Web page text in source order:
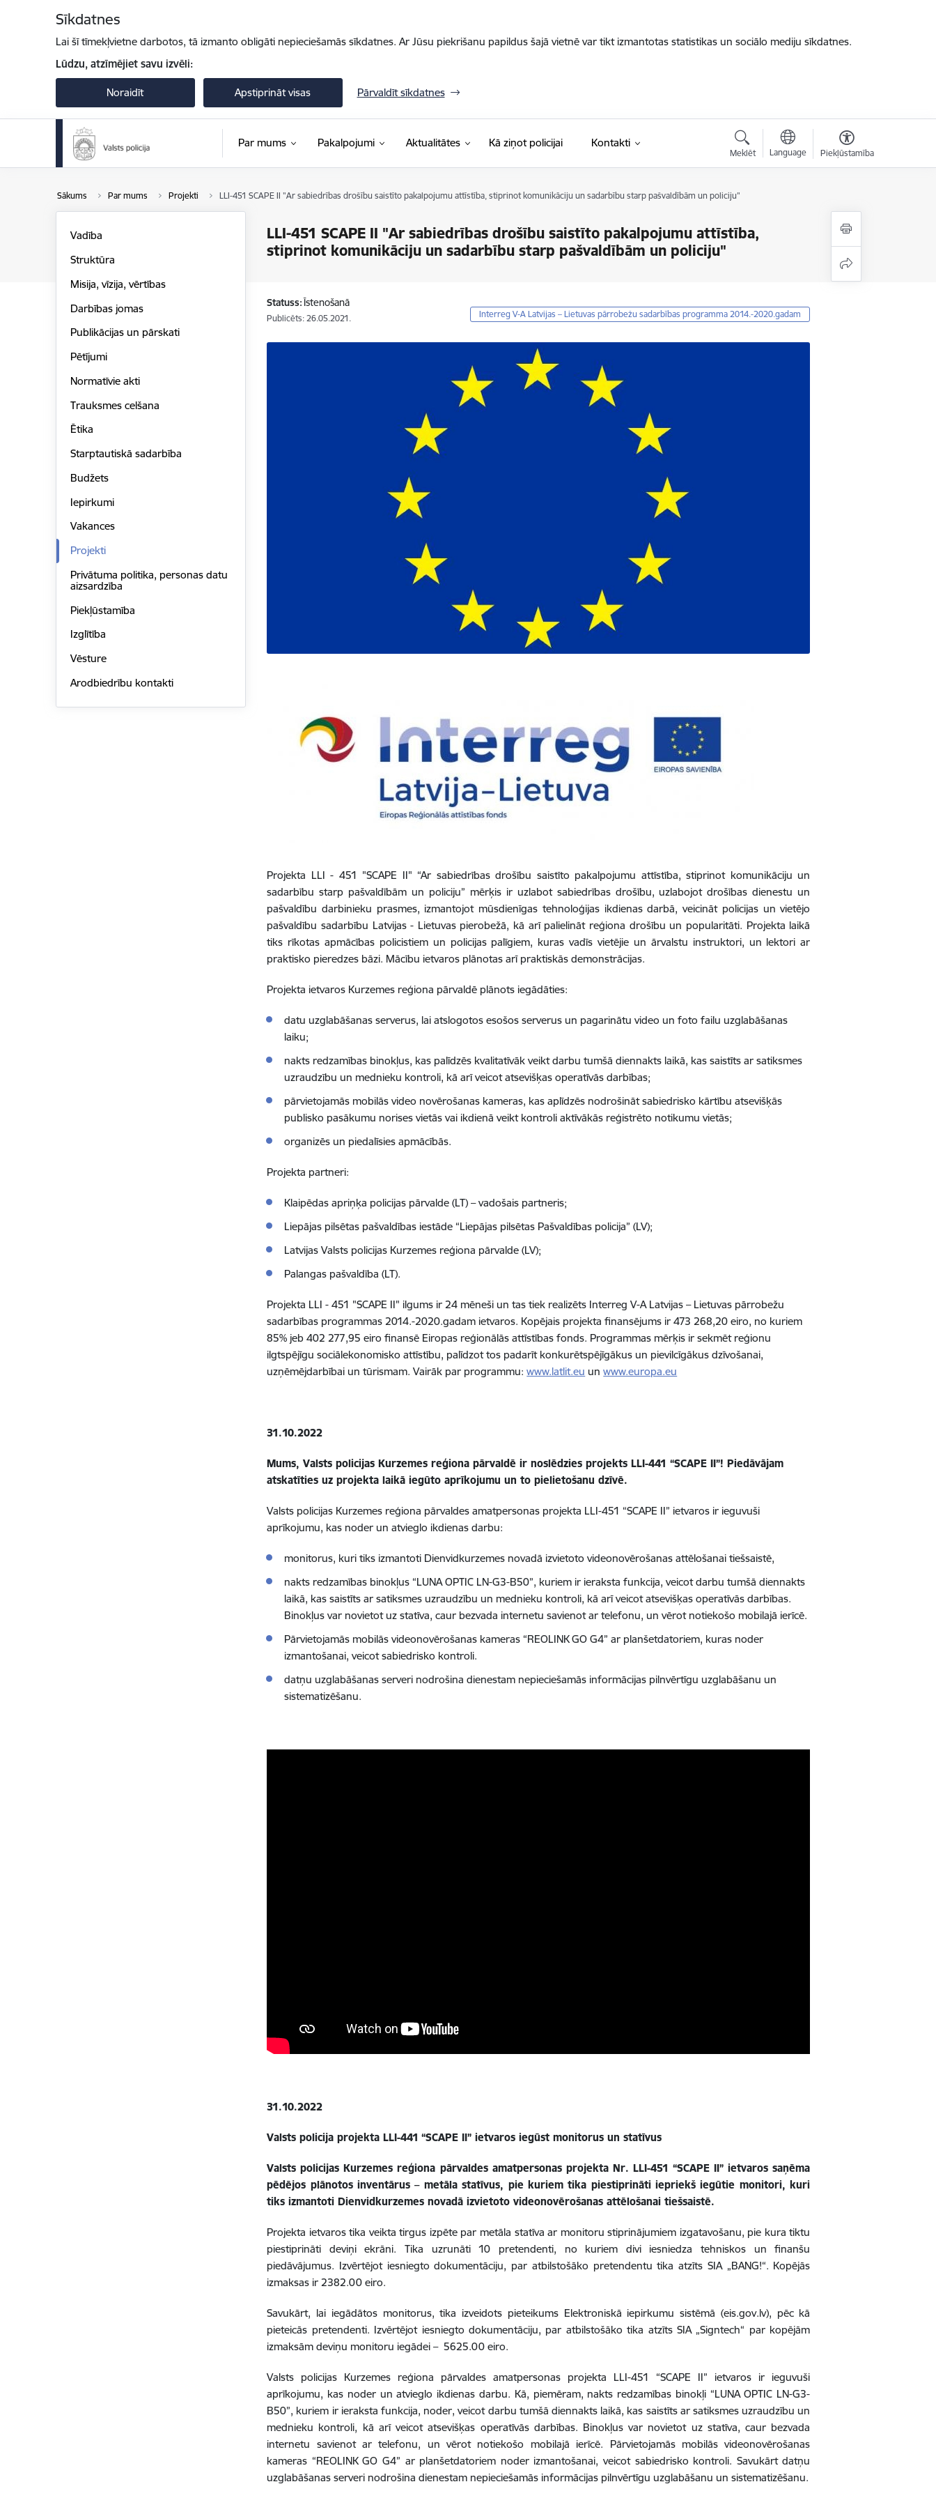
Sīkdatnes
Lai šī tīmekļvietne darbotos, tā izmanto obligāti nepieciešamās sīkdatnes. Ar Jūsu piekrišanu papildus šajā vietnē var tikt izmantotas statistikas un sociālo mediju sīkdatnes.
Lūdzu, atzīmējiet savu izvēli:
Noraidīt Apstiprināt visas Pārvaldīt sīkdatnes
Par mums Pakalpojumi Aktualitātes Kā ziņot policijai Kontakti
Meklēt Language Piekļūstamība
Sākums Par mums Projekti LLI-451 SCAPE II "Ar sabiedrības drošību saistīto pakalpojumu attīstība, stiprinot komunikāciju un sadarbību starp pašvaldībām un policiju"
LLI-451 SCAPE II "Ar sabiedrības drošību saistīto pakalpojumu attīstība,
stiprinot komunikāciju un sadarbību starp pašvaldībām un policiju"
Vadība
Struktūra
Misija, vīzija, vērtības
Darbības jomas
Publikācijas un pārskati
Pētījumi
Normatīvie akti
Trauksmes celšana
Ētika
Starptautiskā sadarbība
Budžets
Iepirkumi
Vakances
Projekti
Privātuma politika, personas datu
aizsardzība
Piekļūstamība
Izglītība
Vēsture
Arodbiedrību kontakti
Statuss:Īstenošanā
Publicēts: 26.05.2021. Interreg V-A Latvijas – Lietuvas pārrobežu sadarbības programma 2014.-2020.gadam
Projekta LLI - 451 "SCAPE II" “Ar sabiedrības drošību saistīto pakalpojumu attīstība, stiprinot komunikāciju un
sadarbību starp pašvaldībām un policiju” mērķis ir uzlabot sabiedrības drošību, uzlabojot drošības dienestu un
pašvaldību darbinieku prasmes, izmantojot mūsdienīgas tehnoloģijas ikdienas darbā, veicināt policijas un vietējo
pašvaldību sadarbību Latvijas - Lietuvas pierobežā, kā arī palielināt reģiona drošību un popularitāti. Projekta laikā
tiks rīkotas apmācības policistiem un policijas palīgiem, kuras vadīs vietējie un ārvalstu instruktori, un lektori ar
praktisko pieredzes bāzi. Mācību ietvaros plānotas arī praktiskās demonstrācijas.
Projekta ietvaros Kurzemes reģiona pārvaldē plānots iegādāties:
datu uzglabāšanas serverus, lai atslogotos esošos serverus un pagarinātu video un foto failu uzglabāšanas
laiku;
nakts redzamības binokļus, kas palīdzēs kvalitatīvāk veikt darbu tumšā diennakts laikā, kas saistīts ar satiksmes
uzraudzību un mednieku kontroli, kā arī veicot atsevišķas operatīvās darbības;
pārvietojamās mobilās video novērošanas kameras, kas aplīdzēs nodrošināt sabiedrisko kārtību atsevišķās
publisko pasākumu norises vietās vai ikdienā veikt kontroli aktīvākās reģistrēto notikumu vietās;
organizēs un piedalīsies apmācībās.
Projekta partneri:
Klaipēdas apriņķa policijas pārvalde (LT) – vadošais partneris;
Liepājas pilsētas pašvaldības iestāde “Liepājas pilsētas Pašvaldības policija” (LV);
Latvijas Valsts policijas Kurzemes reģiona pārvalde (LV);
Palangas pašvaldība (LT).
Projekta LLI - 451 "SCAPE II" ilgums ir 24 mēneši un tas tiek realizēts Interreg V-A Latvijas – Lietuvas pārrobežu
sadarbības programmas 2014.-2020.gadam ietvaros. Kopējais projekta finansējums ir 473 268,20 eiro, no kuriem
85% jeb 402 277,95 eiro finansē Eiropas reģionālās attīstības fonds. Programmas mērķis ir sekmēt reģionu
ilgtspējīgu sociālekonomisko attīstību, palīdzot tos padarīt konkurētspējīgākus un pievilcīgākus dzīvošanai,
uzņēmējdarbībai un tūrismam. Vairāk par programmu:www.latlit.eu unwww.europa.eu
31.10.2022
Mums, Valsts policijas Kurzemes reģiona pārvaldē ir noslēdzies projekts LLI-441 “SCAPE II”! Piedāvājam
atskatīties uz projekta laikā iegūto aprīkojumu un to pielietošanu dzīvē.
Valsts policijas Kurzemes reģiona pārvaldes amatpersonas projekta LLI-451 “SCAPE II” ietvaros ir ieguvuši
aprīkojumu, kas noder un atvieglo ikdienas darbu:
monitorus, kuri tiks izmantoti Dienvidkurzemes novadā izvietoto videonovērošanas attēlošanai tiešsaistē,
nakts redzamības binokļus “LUNA OPTIC LN-G3-B50”, kuriem ir ieraksta funkcija, veicot darbu tumšā diennakts
laikā, kas saistīts ar satiksmes uzraudzību un mednieku kontroli, kā arī veicot atsevišķas operatīvās darbības.
Binokļus var novietot uz statīva, caur bezvada internetu savienot ar telefonu, un vērot notiekošo mobilajā ierīcē.
Pārvietojamās mobilās videonovērošanas kameras “REOLINK GO G4” ar planšetdatoriem, kuras noder
izmantošanai, veicot sabiedrisko kontroli.
datņu uzglabāšanas serveri nodrošina dienestam nepieciešamās informācijas pilnvērtīgu uzglabāšanu un
sistematizēšanu.
31.10.2022
Valsts policija projektaLLI-441 “SCAPE II” ietvaros iegūst monitorus un statīvus
Valsts policijas Kurzemes reģiona pārvaldes amatpersonas projekta Nr. LLI-451 “SCAPE II” ietvaros saņēma
pēdējos plānotos inventārus – metāla statīvus, pie kuriem tika piestiprināti iepriekš iegūtie monitori, kuri
tiks izmantoti Dienvidkurzemes novadā izvietoto videonovērošanas attēlošanai tiešsaistē.
Projekta ietvaros tika veikta tirgus izpēte par metāla statīva ar monitoru stiprinājumiem izgatavošanu, pie kura tiktu
piestiprināti deviņi ekrāni. Tika uzrunāti 10 pretendenti, no kuriem divi iesniedza tehniskos un finanšu
piedāvājumus. Izvērtējot iesniegto dokumentāciju, par atbilstošāko pretendentu tika atzīts SIA „BANG!“. Kopējās
izmaksas ir 2382.00 eiro.
Savukārt, lai iegādātos monitorus, tika izveidots pieteikums Elektroniskā iepirkumu sistēmā (eis.gov.lv), pēc kā
pieteicās pretendenti. Izvērtējot iesniegto dokumentāciju, par atbilstošāko tika atzīts SIA „Signtech“ par kopējām
izmaksām deviņu monitoru iegādei –5625.00 eiro.
Valsts policijas Kurzemes reģiona pārvaldes amatpersonas projekta LLI-451 “SCAPE II” ietvaros ir ieguvuši
aprīkojumu, kas noder un atvieglo ikdienas darbu. Kā, piemēram, nakts redzamības binokļi “LUNA OPTIC LN-G3-
B50”, kuriem ir ieraksta funkcija, noder, veicot darbu tumšā diennakts laikā, kas saistīts ar satiksmes uzraudzību un
mednieku kontroli, kā arī veicot atsevišķas operatīvās darbības. Binokļus var novietot uz statīva, caur bezvada
internetu savienot ar telefonu, un vērot notiekošo mobilajā ierīcē. Pārvietojamās mobilās videonovērošanas
kameras “REOLINK GO G4” ar planšetdatoriem noder izmantošanai, veicot sabiedrisko kontroli. Savukārt datņu
uzglabāšanas serveri nodrošina dienestam nepieciešamās informācijas pilnvērtīgu uzglabāšanu un sistematizēšanu.